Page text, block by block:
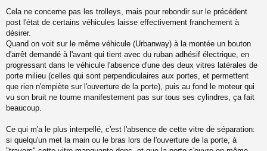
s
g
e
n
o
n
u
Cela ne concerne pas les trolleys, mais pour rebondir sur le précédent
post l'état de certains véhicules laisse effectivement franchement à
désirer.
Quand on voit sur le même véhicule (Urbanway) à la montée un bouton
d'arrêt demandé à l'avant qui tient avec du ruban adhésif électrique, en
progressant dans le véhicule l'absence d'une des deux vitres latérales de
porte milieu (celles qui sont perpendiculaires aux portes, et permettent
que rien n'empiète sur l'ouverture de la porte), puis au fond le moteur qui
vu son bruit ne tourne manifestement pas sur tous ses cylindres, ça fait
beaucoup.
Ce qui m'a le plus interpellé, c'est l'absence de cette vitre de séparation:
si quelqu'un met la main ou le bras lors de l'ouverture de la porte, à